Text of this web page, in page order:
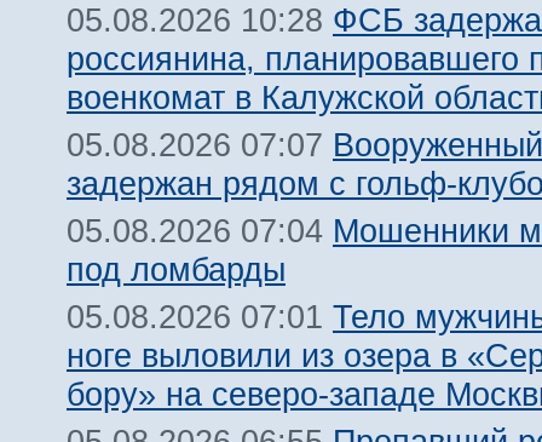
05.08.2026 10:28 ФСБ
россиянина, планировавшего
военкомат в Калужской
05.08.2026 07:07
задержан рядом с гольф-
05.08.2026 07:04 Мошенники
под ломбарды
05.08.2026 07:01 Тело
ноге выловили из озера в
бору» на северо-западе